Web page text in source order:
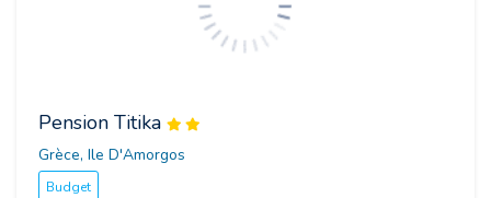
Pension Titika
Grèce, Ile D'Amorgos
Budget